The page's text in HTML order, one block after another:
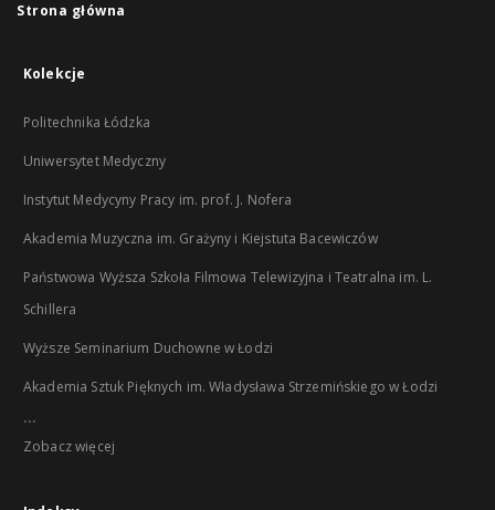
Strona główna
Kolekcje
Politechnika Łódzka
Uniwersytet Medyczny
Instytut Medycyny Pracy im. prof. J. Nofera
Akademia Muzyczna im. Grażyny i Kiejstuta Bacewiczów
Państwowa Wyższa Szkoła Filmowa Telewizyjna i Teatralna im. L.
Schillera
Wyższe Seminarium Duchowne w Łodzi
Akademia Sztuk Pięknych im. Władysława Strzemińskiego w Łodzi
...
Zobacz więcej